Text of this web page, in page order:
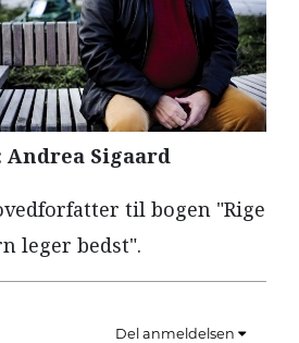
Andrea Sigaard
til bogen "Rige
leger bedst".
Del anmeldelsen